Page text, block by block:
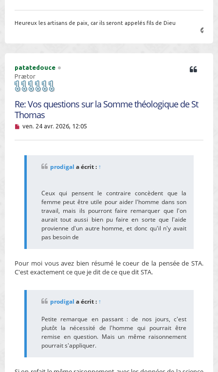
Heureux les artisans de paix, car ils seront appelés fils de Dieu
patatedouce
Prætor
Re: Vos questions sur la Somme théologique de St
Thomas
M
ven. 24 avr. 2026, 12:05
prodigal a écrit : ↑
Ceux qui pensent le contraire concèdent que la
femme peut être utile pour aider l'homme dans son
travail, mais ils pourront faire remarquer que l'on
aurait tout aussi bien pu faire en sorte que l'aide
provienne d'un autre homme, et donc qu'il n'y avait
pas besoin de
Pour moi vous avez bien résumé le coeur de la pensée de STA.
C'est exactement ce que je dit de ce que dit STA.
prodigal a écrit : ↑
Petite remarque en passant : de nos jours, c'est
plutôt la nécessité de l'homme qui pourrait être
remise en question. Mais un même raisonnement
pourrait s'appliquer.